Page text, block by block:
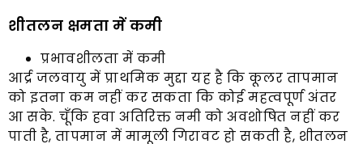
शीतलन क्षमता में कमी
प्रभावशीलता में कमी
आर्द्र जलवायु में प्राथमिक मुद्दा यह है कि कूलर तापमान
को इतना कम नहीं कर सकता कि कोई महत्वपूर्ण अंतर
आ सके. चूँकि हवा अतिरिक्त नमी को अवशोषित नहीं कर
पाती है, तापमान में मामूली गिरावट हो सकती है, शीतलन